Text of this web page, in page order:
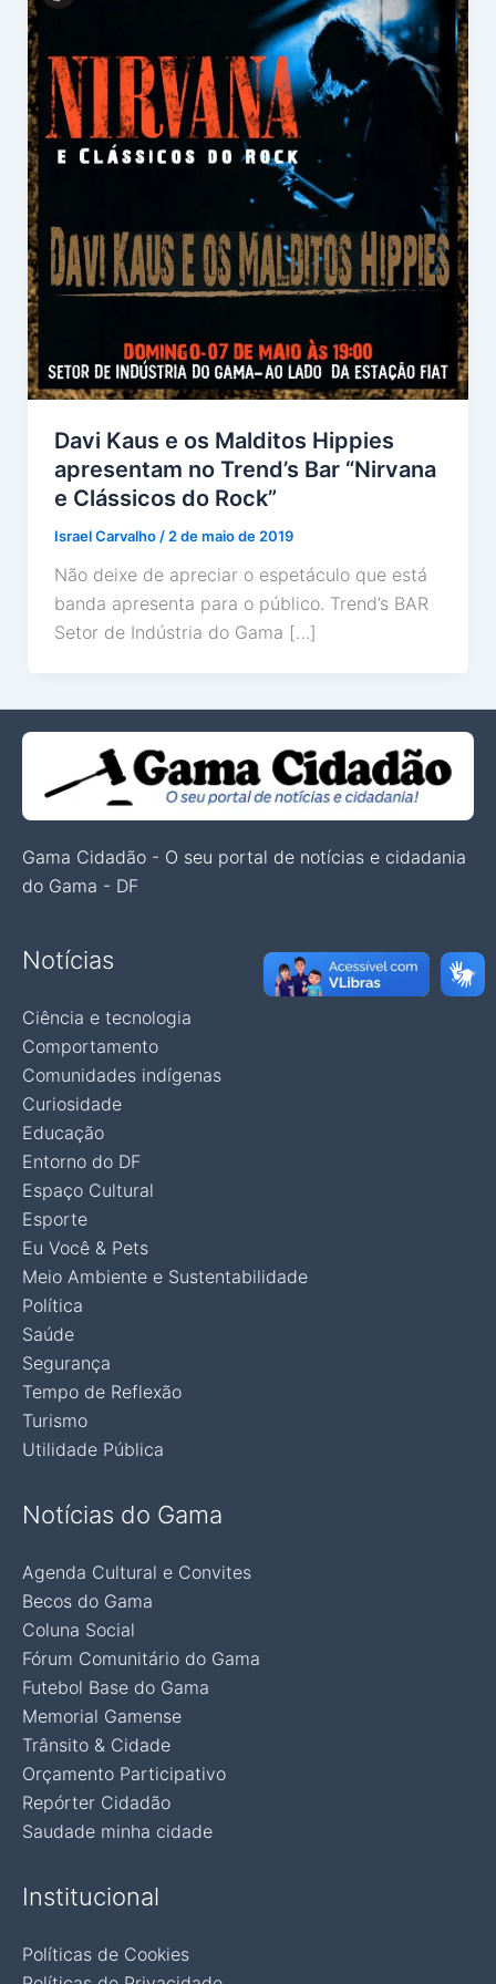
Davi Kaus e os Malditos Hippies
apresentam no Trend’s Bar “Nirvana
e Clássicos do Rock”
Israel Carvalho / 2 de maio de 2019
Não deixe de apreciar o espetáculo que está
banda apresenta para o público. Trend’s BAR
Setor de Indústria do Gama […]
Gama Cidadão - O seu portal de notícias e cidadania
do Gama - DF
Notícias
Ciência e tecnologia
Comportamento
Comunidades indígenas
Curiosidade
Educação
Entorno do DF
Espaço Cultural
Esporte
Eu Você & Pets
Meio Ambiente e Sustentabilidade
Política
Saúde
Segurança
Tempo de Reflexão
Turismo
Utilidade Pública
Notícias do Gama
Agenda Cultural e Convites
Becos do Gama
Coluna Social
Fórum Comunitário do Gama
Futebol Base do Gama
Memorial Gamense
Trânsito & Cidade
Orçamento Participativo
Repórter Cidadão
Saudade minha cidade
Institucional
Políticas de Cookies